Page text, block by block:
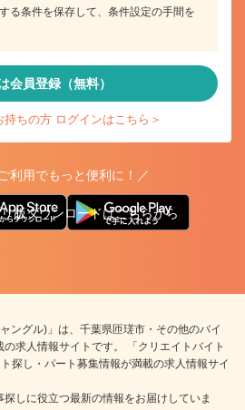
る条件を保存して、条件設定の手間を
会員登録（無料）
持ちの方 ログインはこちら＞
利用でもっと便利に！／
版ダウンロードはこちらから
ングル)」は、千葉県匝瑳市・その他のバイ
の求人情報サイトです。 「クリエイトバイト
探し・パート募集情報が満載の求人情報サイ
しに役立つ最新の情報をお届けしていま